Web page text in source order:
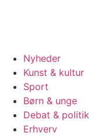
Nyheder
Kunst & kultur
Sport
Børn & unge
Debat & politik
Erhverv